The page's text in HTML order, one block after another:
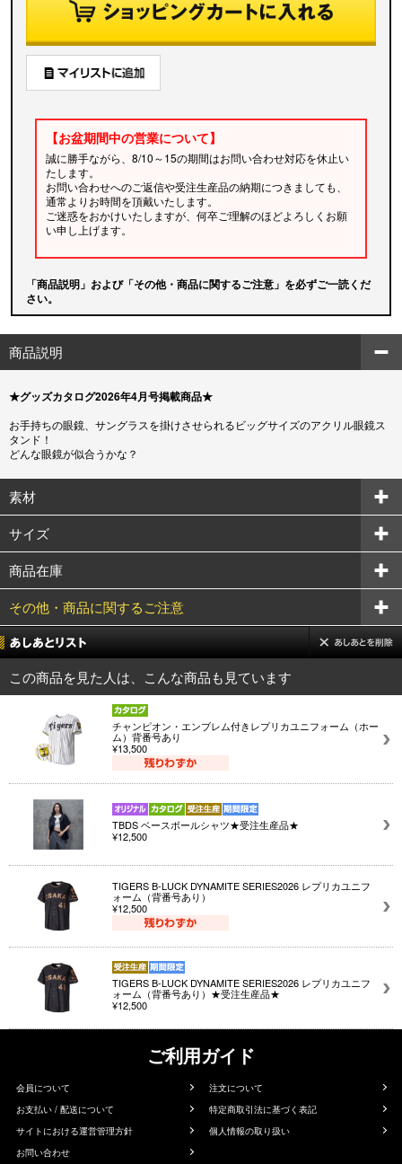
【お盆期間中の営業について】
誠に勝手ながら、8/10～15の期間はお問い合わせ対応を休止い
たします。
お問い合わせへのご返信や受注生産品の納期につきましても、
通常よりお時間を頂戴いたします。
ご迷惑をおかけいたしますが、何卒ご理解のほどよろしくお願
い申し上げます。
「商品説明」および「その他・商品に関するご注意」を必ずご一読くだ
さい。
商品説明
★グッズカタログ2026年4月号掲載商品★
お手持ちの眼鏡、サングラスを掛けさせられるビッグサイズのアクリル眼鏡ス
タンド！
どんな眼鏡が似合うかな？
素材
サイズ
商品在庫
その他・商品に関するご注意
この商品を見た人は、こんな商品も見ています
チャンピオン・エンブレム付きレプリカユニフォーム（ホー
ム）背番号あり
¥13,500
TBDS ベースボールシャツ★受注生産品★
¥12,500
TIGERS B-LUCK DYNAMITE SERIES2026 レプリカユニフ
ォーム（背番号あり）
¥12,500
TIGERS B-LUCK DYNAMITE SERIES2026 レプリカユニフ
ォーム（背番号あり）★受注生産品★
¥12,500
ご利用ガイド
会員について
注文について
お支払い / 配送について
特定商取引法に基づく表記
サイトにおける運営管理方針
個人情報の取り扱い
お問い合わせ